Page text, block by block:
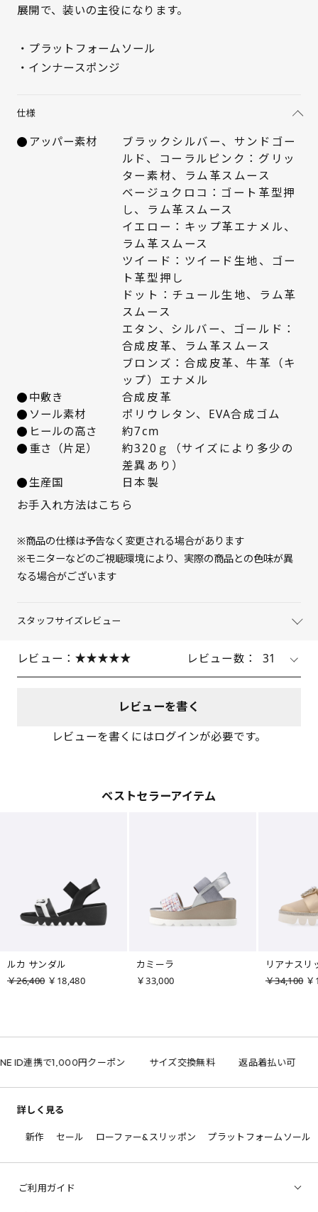
サイズを選択してください
22cm
× 在庫なし
△ 残りわずか
× 在庫なし
△ 残りわずか
× 在庫なし
△ 残りわずか
展開で、装いの主役になります。
・プラットフォームソール
・インナースポンジ
仕様
アッパー素材
ブラックシルバー、サンドゴー
ルド、コーラルピンク：グリッ
ター素材、ラム革スムース
ベージュクロコ：ゴート革型押
し、ラム革スムース
イエロー：キップ革エナメル、
ラム革スムース
ツイード：ツイード生地、ゴー
ト革型押し
ドット：チュール生地、ラム革
スムース
エタン、シルバー、ゴールド：
合成皮革、ラム革スムース
ブロンズ：合成皮革、牛革（キ
ップ）エナメル
中敷き
合成皮革
ソール素材
ポリウレタン、EVA合成ゴム
ヒールの高さ
約7cm
重さ（片足）
約320ｇ（サイズにより多少の
差異あり）
生産国
日本製
お手入れ方法はこちら
※商品の仕様は予告なく変更される場合があります
※モニターなどのご視聴環境により、実際の商品との色味が異
なる場合がございます
スタッフサイズレビュー
レビュー： レビュー数： 31
レビューを書く
レビューを書くにはログインが必要です。
ベストセラーアイテム
ルカ サンダル
￥26,400 ￥18,480
カミーラ
￥33,000
リアナスリ
￥34,100
連携で1,000円クーポン サイズ交換無料 返品着払い可
詳しく見る
新作 セール ローファー&スリッポン プラットフォームソール
ご利用ガイド